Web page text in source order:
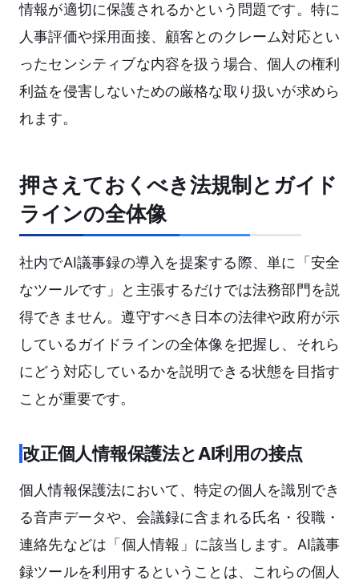
情報が適切に保護されるかという問題です。特に
人事評価や採用面接、顧客とのクレーム対応とい
ったセンシティブな内容を扱う場合、個人の権利
利益を侵害しないための厳格な取り扱いが求めら
れます。
押さえておくべき法規制とガイド
ラインの全体像
社内でAI議事録の導入を提案する際、単に「安全
なツールです」と主張するだけでは法務部門を説
得できません。遵守すべき日本の法律や政府が示
しているガイドラインの全体像を把握し、それら
にどう対応しているかを説明できる状態を目指す
ことが重要です。
改正個人情報保護法とAI利用の接点
個人情報保護法において、特定の個人を識別でき
る音声データや、会議録に含まれる氏名・役職・
連絡先などは「個人情報」に該当します。AI議事
録ツールを利用するということは、これらの個人